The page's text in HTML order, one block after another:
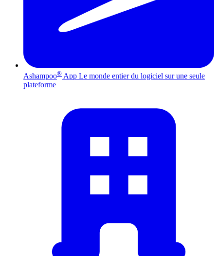
Ashampoo® App Le monde entier du logiciel sur une seule
plateforme